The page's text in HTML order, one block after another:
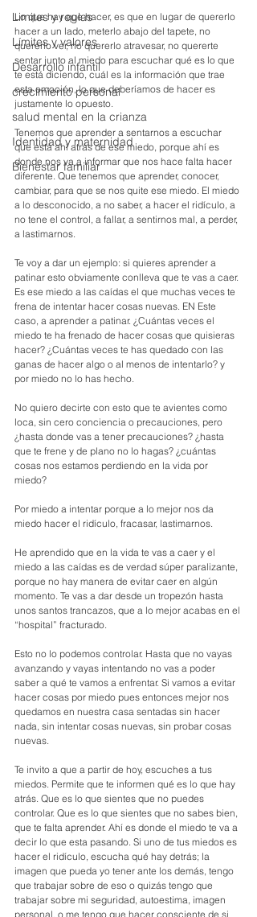
Limites y reglas
Límites y valores
Desarrollo infantil
crecimiento personal
salud mental en la crianza
Identidad y maternidad
Bienestar familiar
Lo que hay que hacer, es que en lugar de quererlo
hacer a un lado, meterlo abajo del tapete, no
quererlo ver, no quererlo atravesar, no quererte
sentar junto al miedo para escuchar qué es lo que
te está diciendo, cuál es la información que trae
esta emoción, lo que deberíamos de hacer es
justamente lo opuesto.
Tenemos que aprender a sentarnos a escuchar
que está ahí atrás de ese miedo, porque ahí es
donde nos va a informar que nos hace falta hacer
diferente. Que tenemos que aprender, conocer,
cambiar, para que se nos quite ese miedo. El miedo
a lo desconocido, a no saber, a hacer el ridículo, a
no tene el control, a fallar, a sentirnos mal, a perder,
a lastimarnos.
Te voy a dar un ejemplo: si quieres aprender a
patinar esto obviamente conlleva que te vas a caer.
Es ese miedo a las caídas el que muchas veces te
frena de intentar hacer cosas nuevas. EN Este
caso, a aprender a patinar. ¿Cuántas veces el
miedo te ha frenado de hacer cosas que quisieras
hacer? ¿Cuántas veces te has quedado con las
ganas de hacer algo o al menos de intentarlo? y
por miedo no lo has hecho.
No quiero decirte con esto que te avientes como
loca, sin cero conciencia o precauciones, pero
¿hasta donde vas a tener precauciones? ¿hasta
que te frene y de plano no lo hagas? ¿cuántas
cosas nos estamos perdiendo en la vida por
miedo?
Por miedo a intentar porque a lo mejor nos da
miedo hacer el ridículo, fracasar, lastimarnos.
He aprendido que en la vida te vas a caer y el
miedo a las caídas es de verdad súper paralizante,
porque no hay manera de evitar caer en algún
momento. Te vas a dar desde un tropezón hasta
unos santos trancazos, que a lo mejor acabas en el
“hospital” fracturado.
Esto no lo podemos controlar. Hasta que no vayas
avanzando y vayas intentando no vas a poder
saber a qué te vamos a enfrentar. Si vamos a evitar
hacer cosas por miedo pues entonces mejor nos
quedamos en nuestra casa sentadas sin hacer
nada, sin intentar cosas nuevas, sin probar cosas
nuevas.
Te invito a que a partir de hoy, escuches a tus
miedos. Permite que te informen qué es lo que hay
atrás. Que es lo que sientes que no puedes
controlar. Que es lo que sientes que no sabes bien,
que te falta aprender. Ahí es donde el miedo te va a
decir lo que esta pasando. Si uno de tus miedos es
hacer el ridículo, escucha qué hay detrás; la
imagen que pueda yo tener ante los demás, tengo
que trabajar sobre de eso o quizás tengo que
trabajar sobre mi seguridad, autoestima, imagen
personal, o me tengo que hacer consciente de si